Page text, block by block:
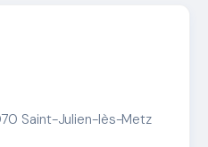
Saint-Julien-lès-Metz